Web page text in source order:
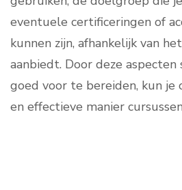
eventuele certificeringen of
kunnen zijn, afhankelijk van
aanbiedt. Door deze
goed voor te bereiden, kun je
en effectieve manier